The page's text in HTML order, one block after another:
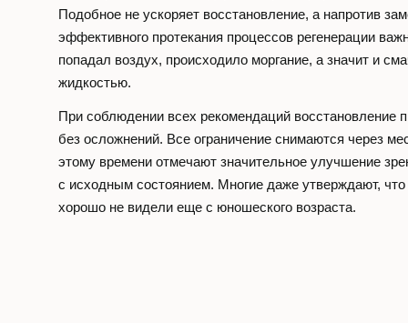
Подобное не ускоряет восстановление, а напротив
эффективного протекания процессов регенерации
попадал воздух, происходило моргание, а значит и
жидкостью.
При соблюдении всех рекомендаций восстановление
без осложнений. Все ограничение снимаются через
этому времени отмечают значительное улучшение
с исходным состоянием. Многие даже утверждают, что
хорошо не видели еще с юношеского возраста.